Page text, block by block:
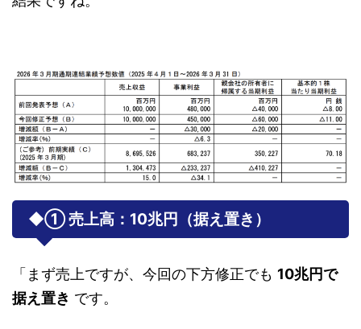
◆① 売上高： 10兆円（据え置き）
「まず売上ですが、今回の下方修正でも 10兆円で
据え置き です。